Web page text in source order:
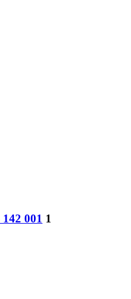
001 1